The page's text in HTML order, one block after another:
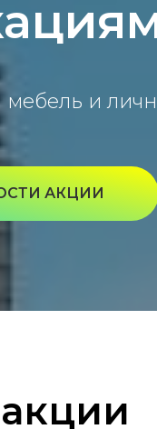
мебель и
АКЦИИ